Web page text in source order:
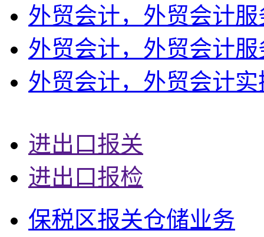
外贸会计，外贸会计
外贸会计，外贸会计
外贸会计，外贸会计
进出口报关
进出口报检
保税区报关仓储业务